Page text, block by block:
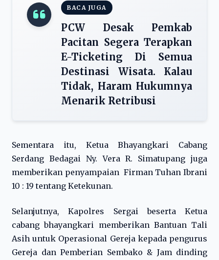
BACA JUGA
PCW Desak Pemkab
Pacitan Segera Terapkan
E-Ticketing Di Semua
Destinasi Wisata. Kalau
Tidak, Haram Hukumnya
Menarik Retribusi
Sementara itu, Ketua Bhayangkari Cabang
Serdang Bedagai Ny. Vera R. Simatupang juga
memberikan penyampaian Firman Tuhan Ibrani
10 : 19 tentang Ketekunan.
Selanjutnya, Kapolres Sergai beserta Ketua
cabang bhayangkari memberikan Bantuan Tali
Asih untuk Operasional Gereja kepada pengurus
Gereja dan Pemberian Sembako & Jam dinding